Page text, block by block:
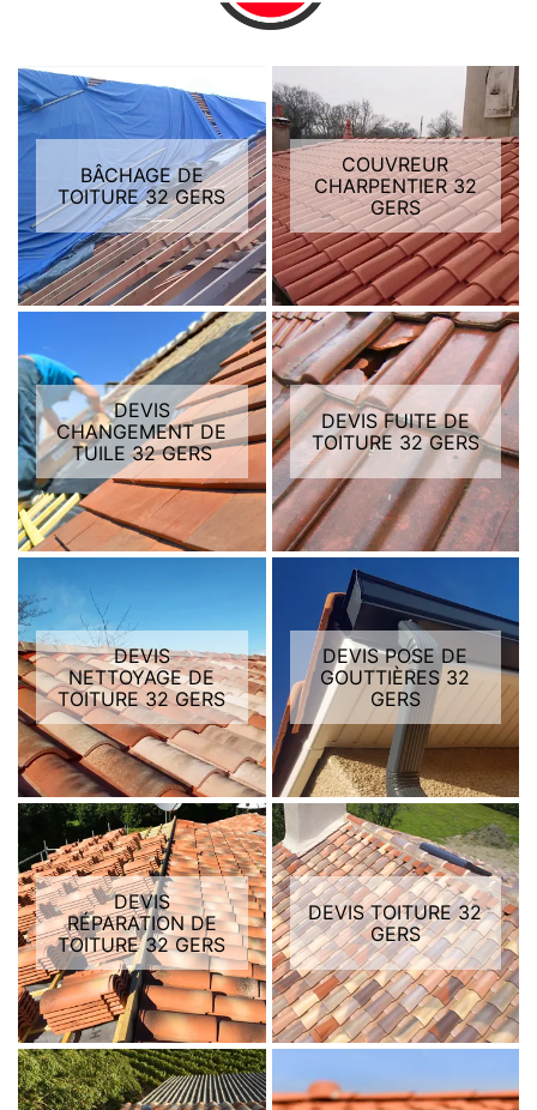
BÂCHAGE DE
TOITURE 32 GERS
COUVREUR
CHARPENTIER 32
GERS
DEVIS
CHANGEMENT DE
TUILE 32 GERS
DEVIS FUITE DE
TOITURE 32 GERS
DEVIS
NETTOYAGE DE
TOITURE 32 GERS
DEVIS POSE DE
GOUTTIÈRES 32
GERS
DEVIS
RÉPARATION DE
TOITURE 32 GERS
DEVIS TOITURE 32
GERS